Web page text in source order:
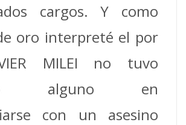
cargos. Y como
oro interpreté el por
MILEI no tuvo
alguno en
con un asesino